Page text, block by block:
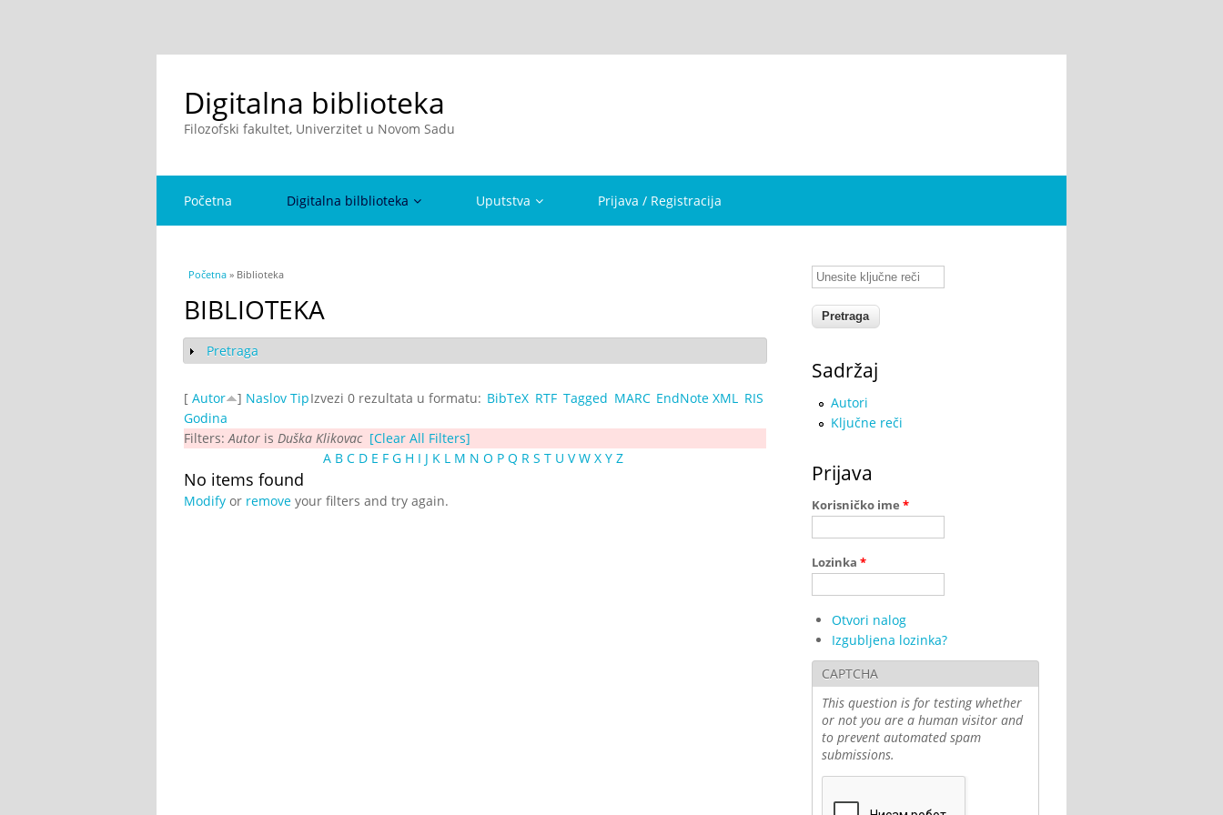
Digitalna biblioteka
Filozofski fakultet, Univerzitet u Novom Sadu
Početna Digitalna bilblioteka Uputstva Prijava / Registracija
You are here
Početna » Biblioteka
BIBLIOTEKA
Show
Pretraga
Izvezi 0 rezultata u formatu: BibTeX RTF Tagged MARC EndNote XML RIS
[ Autor ] Naslov Tip
Godina
Filters: Autor is Duška Klikovac [Clear All Filters]
A B C D E F G H I J K L M N O P Q R S T U V W X Y Z
No items found
Modify or remove your filters and try again.
Unesite ključne reči
Sadržaj
Autori
Ključne reči
Prijava
Korisničko ime *
Lozinka *
Otvori nalog
Izgubljena lozinka?
CAPTCHA
This question is for testing whether
or not you are a human visitor and
to prevent automated spam
submissions.